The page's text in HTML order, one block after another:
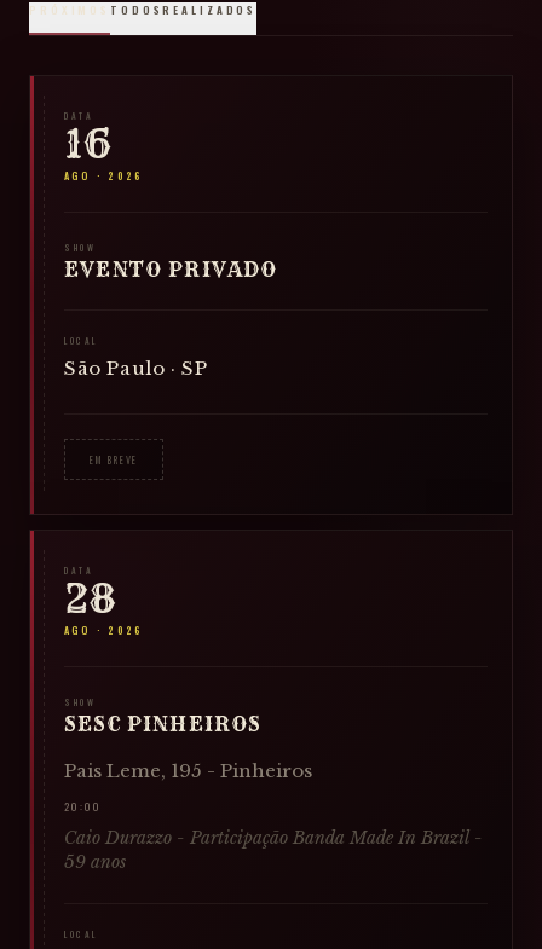
PRÓXIMOS TODOSREALIZADOS
DATA
16
AGO · 2026
SHOW
EVENTO PRIVADO
LOCAL
São Paulo · SP
EM BREVE
DATA
28
AGO · 2026
SHOW
SESC PINHEIROS
Pais Leme, 195 - Pinheiros
20:00
Caio Durazzo - Participação Banda Made In Brazil -
59 anos
LOCAL